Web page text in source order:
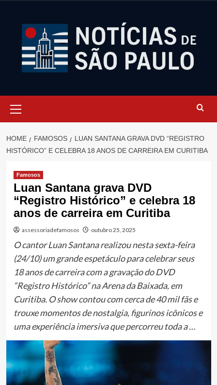
Menu
HOME FAMOSOS
LUAN SANTANA GRAVA DVD “REGISTRO
HISTÓRICO” E CELEBRA 18 ANOS DE CARREIRA EM CURITIBA
Famosos
Luan Santana grava DVD
“Registro Histórico” e celebra 18
anos de carreira em Curitiba
assessoriadefamosos outubro 25, 2025
O cantor Luan Santana realizou nesta sexta-feira
(24/10) um grande espetáculo para celebrar seus
18 anos de carreira com a gravação do DVD
“Registro Histórico” na Arena da Baixada, em
Curitiba. O show contou com cerca de 40 mil fãs e
trouxe momentos de nostalgia, figurinos icônicos e
uma experiência imersiva que percorreu toda a …